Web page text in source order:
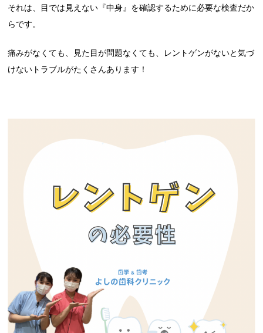
それは、目では見えない『中身』を確認するために必要な検査だか
らです。
痛みがなくても、見た目が問題なくても、レントゲンがないと気づ
けないトラブルがたくさんあります！